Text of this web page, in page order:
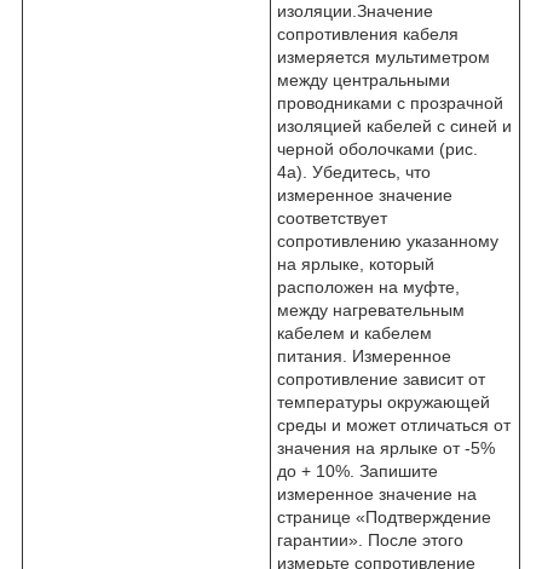
изоляции.Значение
сопротивления кабеля
измеряется мультиметром
между центральными
проводниками с прозрачной
изоляцией кабелей с синей и
черной оболочками (рис.
4а). Убедитесь, что
измеренное значение
соответствует
сопротивлению указанному
на ярлыке, который
расположен на муфте,
между нагревательным
кабелем и кабелем
питания. Измеренное
сопротивление зависит от
температуры окружающей
среды и может отличаться от
значения на ярлыке от -5%
до + 10%. Запишите
измеренное значение на
странице «Подтверждение
гарантии». После этого
измерьте сопротивление